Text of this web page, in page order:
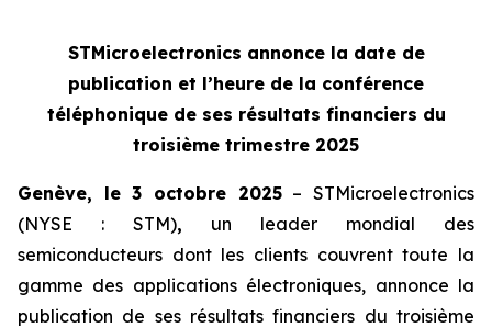
STMicroelectronics annonce la date de
publication et l’heure de la conférence
téléphonique de ses résultats financiers du
troisième trimestre 2025
Genève, le 3 octobre 2025– STMicroelectronics
(NYSE : STM), un leader mondial des
semiconducteurs dont les clients couvrent toute la
gamme des applications électroniques, annonce la
publication de ses résultats financiers du troisième